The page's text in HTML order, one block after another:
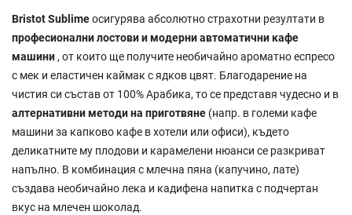
Bristot Sublimeосигурява абсолютно страхотни резултати в
професионални лостови и модерни автоматични кафе
машини , от които ще получите необичайно ароматно еспресо
с мек и еластичен каймак с ядков цвят. Благодарение на
чистия си състав от 100% Арабика, то се представя чудесно и в
алтернативни методи на приготвяне (напр. в големи кафе
машини за капково кафе в хотели или офиси), където
деликатните му плодови и карамелени нюанси се разкриват
напълно. В комбинация с млечна пяна (капучино, лате)
създава необичайно лека и кадифена напитка с подчертан
вкус на млечен шоколад.